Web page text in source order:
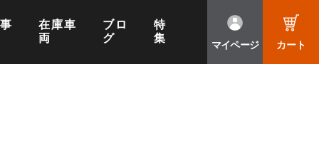
在庫車
両
ブロ
グ
特
集
マイページ カート